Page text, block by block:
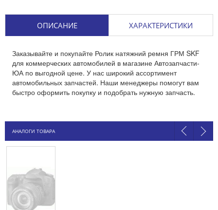
ОПИСАНИЕ ХАРАКТЕРИСТИКИ
Заказывайте и покупайте Ролик натяжний ремня ГРМ SKF
для коммерческих автомобилей в магазине Автозапчасти-
ЮА по выгодной цене. У нас широкий ассортимент
автомобильных запчастей. Наши менеджеры помогут вам
быстро оформить покупку и подобрать нужную запчасть.
АНАЛОГИ ТОВАРА